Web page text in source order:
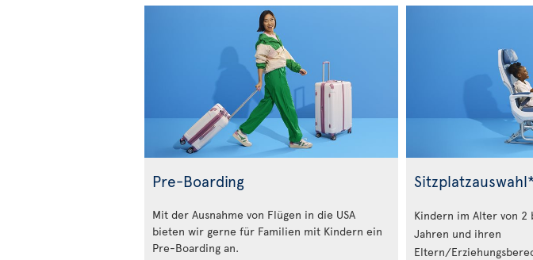
Pre-Boarding
Mit der Ausnahme von Flügen in die USA
bieten wir gerne für Familien mit Kindern ein
Pre-Boarding an.
Sitzplatzauswahl*
Kindern im Alter von 2
Jahren und ihren
Eltern/